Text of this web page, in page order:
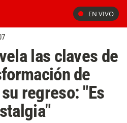
EN VIVO
las claves de
de
regreso: "Es